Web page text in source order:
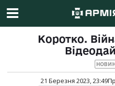
Коротко.
21 Березня 2023, 23:49